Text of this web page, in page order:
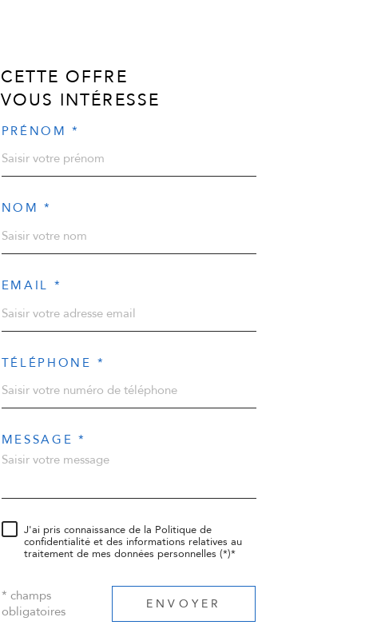
CETTE OFFRE
VOUS INTÉRESSE
PRÉNOM *
NOM *
EMAIL *
TÉLÉPHONE *
MESSAGE *
J'ai pris connaissance de la Politique de
confidentialité et des informations relatives au
traitement de mes données personnelles (*)*
* champs
obligatoires
ENVOYER